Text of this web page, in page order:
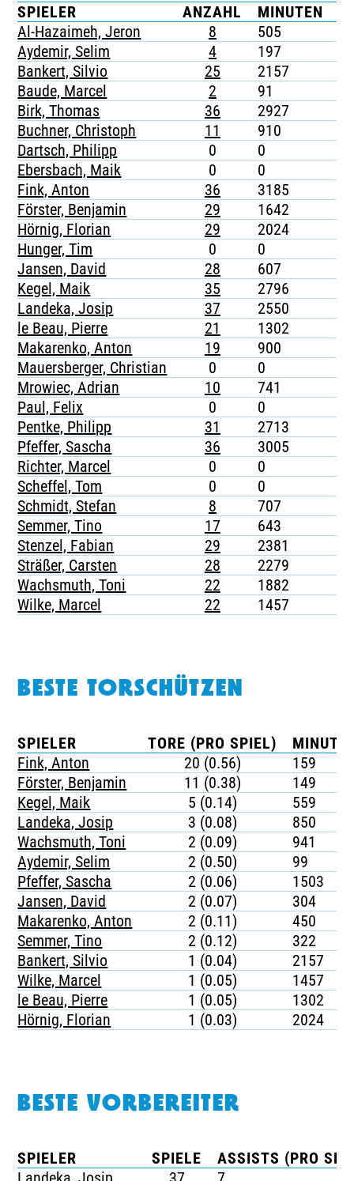
TICKETING
SPIELER
ANZAHL MINUTEN
Al-Hazaimeh, Jeron
8 505
Aydemir, Selim
4 197
Bankert, Silvio
25 2157
Baude, Marcel
2 91
Birk, Thomas
36 2927
Buchner, Christoph
11 910
Dartsch, Philipp
0 0
Ebersbach, Maik
0 0
Fink, Anton
36 3185
Förster, Benjamin
29 1642
Hörnig, Florian
29 2024
Hunger, Tim
0 0
Jansen, David
28 607
Kegel, Maik
35 2796
Landeka, Josip
37 2550
le Beau, Pierre
21 1302
Makarenko, Anton
19 900
Mauersberger, Christian
0 0
Mrowiec, Adrian
10 741
Paul, Felix
0 0
Pentke, Philipp
31 2713
Pfeffer, Sascha
36 3005
Richter, Marcel
0 0
Scheffel, Tom
0 0
Schmidt, Stefan
8 707
Semmer, Tino
17 643
Stenzel, Fabian
29 2381
Sträßer, Carsten
28 2279
Wachsmuth, Toni
22 1882
Wilke, Marcel
22 1457
BESTE TORSCHÜTZEN
SPIELER TORE (PRO SPIEL)
Fink, Anton
20 (0.56)
159
Förster, Benjamin
11 (0.38)
149
Kegel, Maik
5 (0.14)
559
Landeka, Josip
3 (0.08)
850
Wachsmuth, Toni
2 (0.09)
941
Aydemir, Selim
2 (0.50)
99
Pfeffer, Sascha
2 (0.06)
1503
Jansen, David
2 (0.07)
304
Makarenko, Anton
2 (0.11)
450
Semmer, Tino
2 (0.12)
322
Bankert, Silvio
1 (0.04)
2157
Wilke, Marcel
1 (0.05)
1457
le Beau, Pierre
1 (0.05)
1302
Hörnig, Florian
1 (0.03) 2024
BESTE VORBEREITER
SPIELER SPIELE
ASSISTS (PRO